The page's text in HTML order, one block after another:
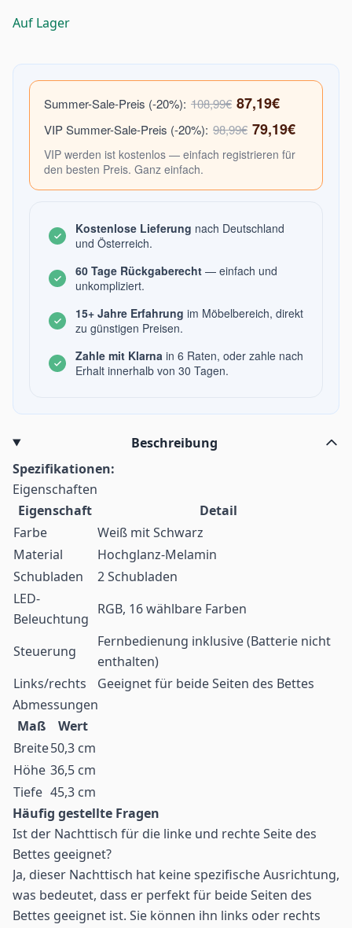
Auf Lager
Summer-Sale-Preis (-20%): 108,99€ 87,19€
VIP Summer-Sale-Preis (-20%): 98,99€ 79,19€
VIP werden ist kostenlos — einfach registrieren für
den besten Preis. Ganz einfach.
Kostenlose Lieferung nach Deutschland
und Österreich.
60 Tage Rückgaberecht — einfach und
unkompliziert.
15+ Jahre Erfahrung im Möbelbereich, direkt
zu günstigen Preisen.
Zahle mit Klarna in 6 Raten, oder zahle nach
Erhalt innerhalb von 30 Tagen.
Beschreibung
Spezifikationen:
Eigenschaften
Eigenschaft
Detail
Farbe
Weiß mit Schwarz
Material
Hochglanz-Melamin
Schubladen
2 Schubladen
LED-
Beleuchtung
RGB, 16 wählbare Farben
Steuerung
Fernbedienung inklusive (Batterie nicht
enthalten)
Links/rechts
Geeignet für beide Seiten des Bettes
Abmessungen
Maß
Wert
Breite50,3 cm
Höhe 36,5 cm
Tiefe 45,3 cm
Häufig gestellte Fragen
Ist der Nachttisch für die linke und rechte Seite des
Bettes geeignet?
Ja, dieser Nachttisch hat keine spezifische Ausrichtung,
was bedeutet, dass er perfekt für beide Seiten des
Bettes geeignet ist. Sie können ihn links oder rechts